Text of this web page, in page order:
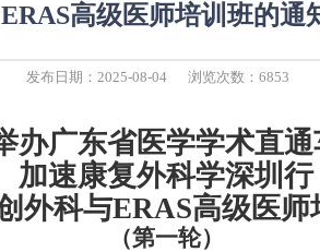
ERAS高级医师培训班的通
发布日期：2025-08-04 浏览次数：6853
办广东省医学学术直通
加速康复外科学深圳行
外科与ERAS高级医师
（第一轮）